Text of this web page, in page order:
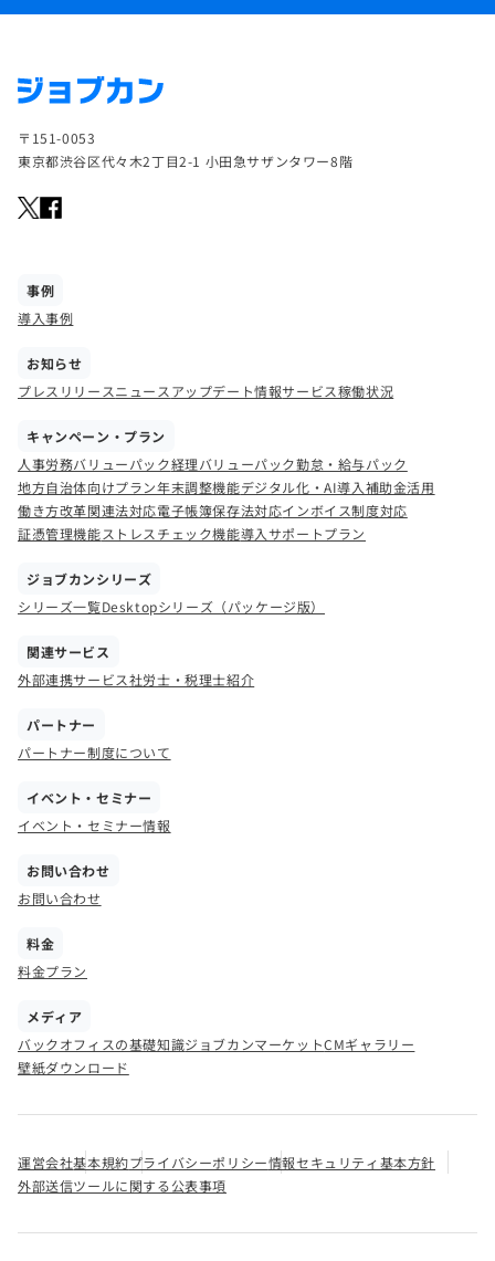
〒151-0053
東京都渋谷区代々木2丁目2-1 小田急サザンタワー8階
事例
導入事例
お知らせ
プレスリリースニュース アップデート情報サービス稼働状況
キャンペーン・プラン
人事労務バリューパック経理バリューパック勤怠・給与パック
地方自治体向けプラン年末調整機能デジタル化・AI導入補助金活用
働き方改革関連法対応電子帳簿保存法対応インボイス制度対応
証憑管理機能ストレスチェック機能導入サポートプラン
ジョブカンシリーズ
シリーズ一覧Desktopシリーズ（パッケージ版）
関連サービス
外部連携サービス社労士・税理士紹介
パートナー
パートナー制度について
イベント・セミナー
イベント・セミナー情報
お問い合わせ
お問い合わせ
料金
料金プラン
メディア
バックオフィスの基礎知識ジョブカンマーケットCMギャラリー
壁紙ダウンロード
運営会社基本規約プライバシーポリシー情報セキュリティ基本方針
外部送信ツールに関する公表事項